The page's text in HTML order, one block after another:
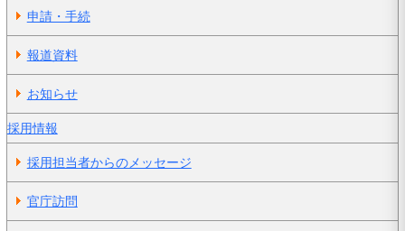
申請・手続
報道資料
お知らせ
採用情報
採用担当者からのメッセージ
官庁訪問